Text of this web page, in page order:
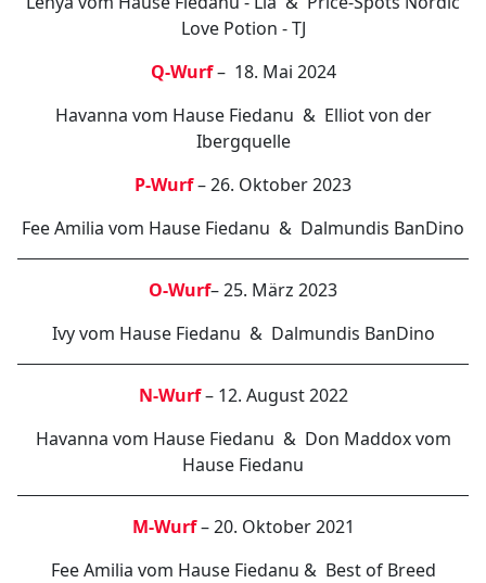
Love Potion - TJ
Q-Wurf– 18. Mai 2024
Havanna vom Hause Fiedanu & Elliot von der
Ibergquelle
P-Wurf– 26. Oktober 2023
Fee Amilia vom Hause Fiedanu & Dalmundis BanDino
O-Wurf– 25. März 2023
Ivy vom Hause Fiedanu & Dalmundis BanDino
N-Wurf– 12. August 2022
Havanna vom Hause Fiedanu & Don Maddox vom
Hause Fiedanu
M-Wurf– 20. Oktober 2021
Fee Amilia vom Hause Fiedanu & Best of Breed